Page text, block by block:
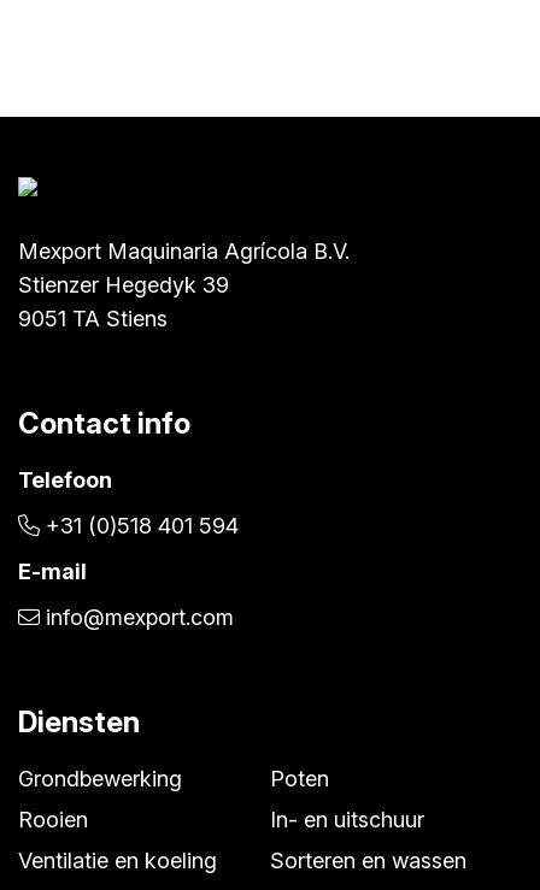
Mexport Maquinaria Agrícola B.V.
Stienzer Hegedyk 39
9051 TA Stiens
Contact info
Telefoon
+31 (0)518 401 594
E-mail
info@mexport.com
Diensten
Grondbewerking
Poten
Rooien
In- en uitschuur
Ventilatie en koeling
Sorteren en wassen